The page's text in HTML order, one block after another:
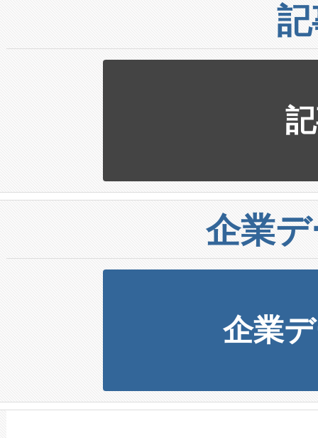
企業
企業